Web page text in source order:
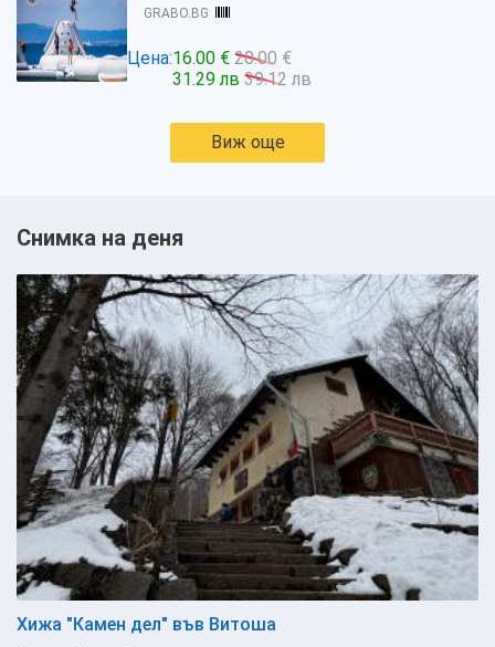
GRABO.BG
Цена:16.00 € 20.00 €
31.29 лв 39.12 лв
Виж още
Снимка на деня
Хижа "Камен дел" във Витоша